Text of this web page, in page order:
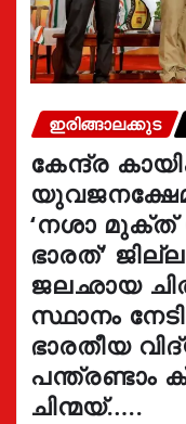
ഇരിങ്ങാലക്കുട
കേന്ദ്ര
‘നശാ
ഭാരത്’
ജലഛായ
സ്ഥാനം
ഭാരതീയ
പന്ത്രണ്ടാം
ചിന്മയ്…..